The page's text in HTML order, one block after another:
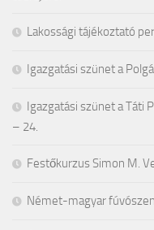
Lakossági tájékoztató
Igazgatási szünet a
Igazgatási szünet a Táti
– 24.
Festőkurzus Simon M.
Német-magyar